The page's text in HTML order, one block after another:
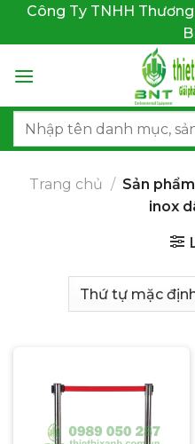
dung
Công Ty TNHH
Tìm
Trang chủ / Sản
inox